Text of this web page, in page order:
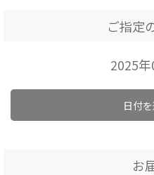
ご指定
2025
日付
お